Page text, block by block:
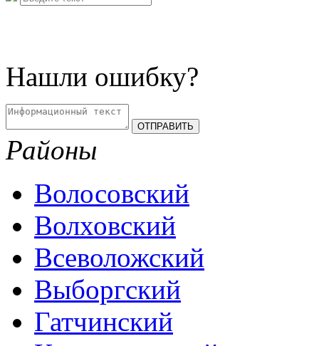
Нашли ошибку?
Районы
Волосовский
Волховский
Всеволожский
Выборгский
Гатчинский